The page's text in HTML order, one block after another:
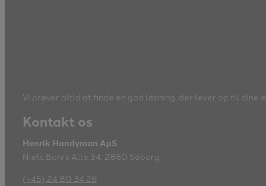
Vi prøver altid at finde en god løsning, der lever op til dine
Kontakt os
Henrik Handyman ApS
Niels Bohrs Alle 34, 2860 Søborg
(+45) 24 80 34 26